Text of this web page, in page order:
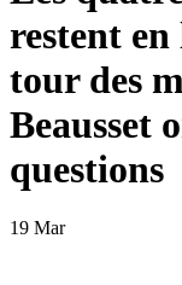
restent
tour des
Beausset
questions
19 Mar